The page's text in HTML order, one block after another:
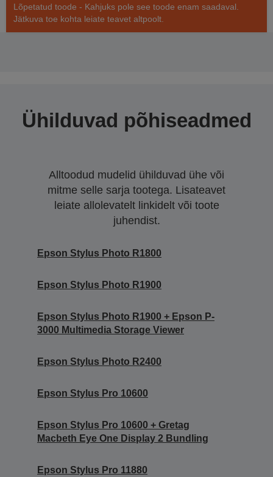
Lõpetatud toode - Kahjuks pole see toode enam saadaval.
Jätkuva toe kohta leiate teavet altpoolt.
Ühilduvad põhiseadmed
Alltoodud mudelid ühilduvad ühe või
mitme selle sarja tootega. Lisateavet
leiate allolevatelt linkidelt või toote
juhendist.
Epson Stylus Photo R1800
Epson Stylus Photo R1900
Epson Stylus Photo R1900 + Epson P-
3000 Multimedia Storage Viewer
Epson Stylus Photo R2400
Epson Stylus Pro 10600
Epson Stylus Pro 10600 + Gretag
Macbeth Eye One Display 2 Bundling
Epson Stylus Pro 11880